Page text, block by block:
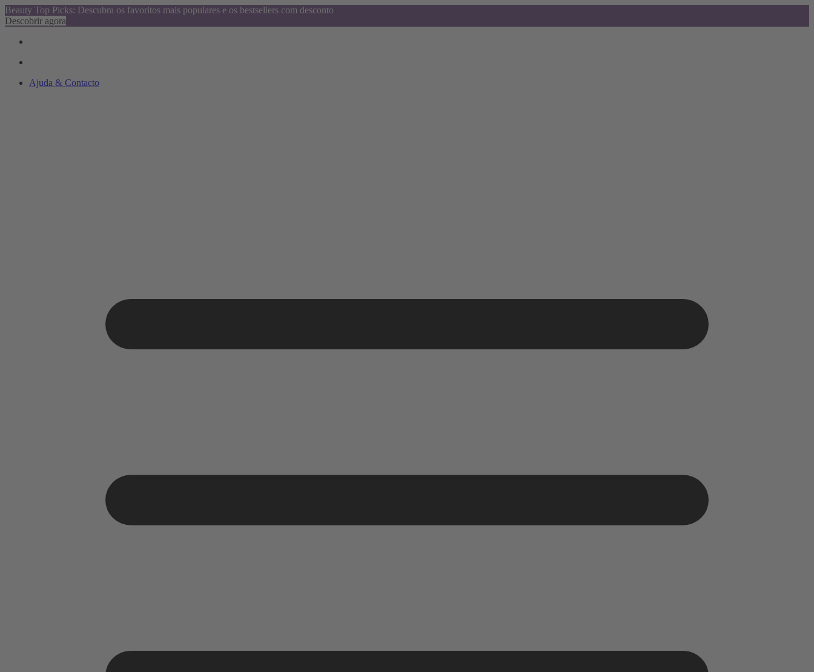
Beauty Top Picks: Descubra os favoritos mais populares e os bestsellers com desconto
Descobrir agora
Ajuda & Contacto